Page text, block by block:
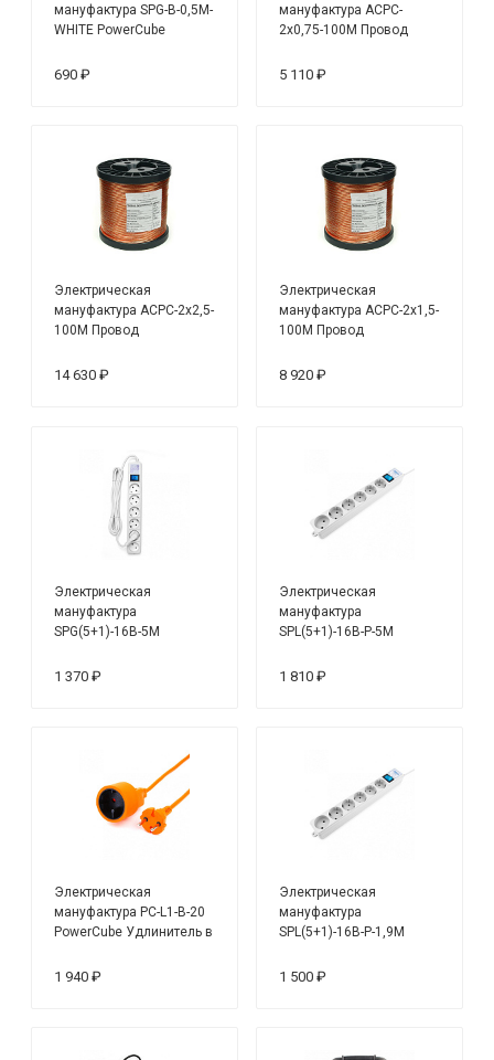
мануфактура SPG-B-0,5М-
WHITE PowerCube
690 ₽
мануфактура ACPC-
2x0,75-100M Провод
плоский 2х0.75, медь,
5 110 ₽
Электрическая
мануфактура ACPC-2x2,5-
100M Провод
плоский 2х2.50, медь,
14 630 ₽
Электрическая
мануфактура ACPC-2x1,5-
100M Провод
плоский 2х1.50, медь,
8 920 ₽
Электрическая
мануфактура
SPG(5+1)-16B-5М
удлинитель
1 370 ₽
Электрическая
мануфактура
SPL(5+1)-16B-P-5М
фильтр
1 810 ₽
Электрическая
мануфактура PC-L1-B-20
PowerCube Удлинитель в
1 940 ₽
Электрическая
мануфактура
SPL(5+1)-16B-P-1,9М
фильтр
1 500 ₽